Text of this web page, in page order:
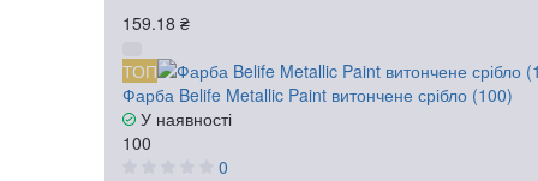
159.18 ₴
ТОП
Фарба Belife Metallic Paint витончене срібло (100)
У наявності
100
0